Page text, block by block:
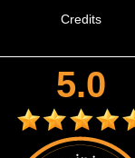
Credits
5.0